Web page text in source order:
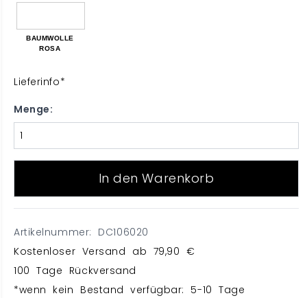
BAUMWOLLE
ROSA
Lieferinfo*
Menge:
In den Warenkorb
Artikelnummer: DC106020
Kostenloser Versand ab 79,90 €
100 Tage Rückversand
*wenn kein Bestand verfügbar: 5-10 Tage